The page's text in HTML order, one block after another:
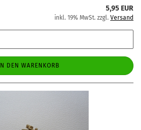
5,95 EUR
inkl. 19% MwSt. zzgl. Versand
IN DEN WARENKORB